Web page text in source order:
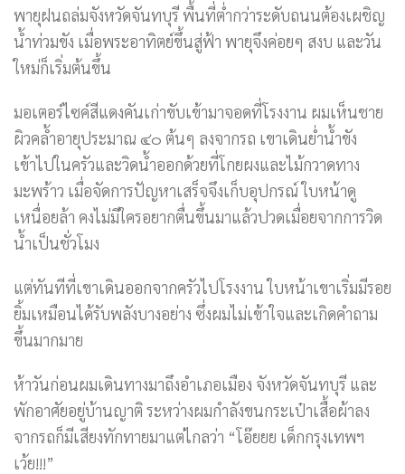
พายุฝนถล่มจังหวัดจันทบุรี พื้นที่ต่ำกว่าระดับถนนต้องเผชิญ
น้ำท่วมขัง เมื่อพระอาทิตย์ขึ้นสู่ฟ้า พายุจึงค่อยๆ สงบ และวัน
ใหม่ก็เริ่มต้นขึ้น
มอเตอร์ไซค์สีแดงคันเก่าขับเข้ามาจอดที่โรงงาน ผมเห็นชาย
ผิวคล้ำอายุประมาณ ๔๐ ต้นๆ ลงจากรถ เขาเดินย่ำน้ำขัง
เข้าไปในครัวและวิดน้ำออกด้วยที่โกยผงและไม้กวาดทาง
มะพร้าว เมื่อจัดการปัญหาเสร็จจึงเก็บอุปกรณ์ ใบหน้าดู
เหนื่อยล้า คงไม่มีใครอยากตื่นขึ้นมาแล้วปวดเมื่อยจากการวิด
น้ำเป็นชั่วโมง
แต่ทันทีที่เขาเดินออกจากครัวไปโรงงาน ใบหน้าเขาเริ่มมีรอย
ยิ้มเหมือนได้รับพลังบางอย่าง ซึ่งผมไม่เข้าใจและเกิดคำถาม
ขึ้นมากมาย
ห้าวันก่อนผมเดินทางมาถึงอำเภอเมือง จังหวัดจันทบุรี และ
พักอาศัยอยู่บ้านญาติ ระหว่างผมกำลังขนกระเป๋าเสื้อผ้าลง
จากรถก็มีเสียงทักทายมาแต่ไกลว่า “โอ๊ยยย เด็กกรุงเทพฯ
เว้ย!!!”